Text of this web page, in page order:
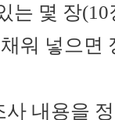
는 몇 장
워 넣으면
사 내용을